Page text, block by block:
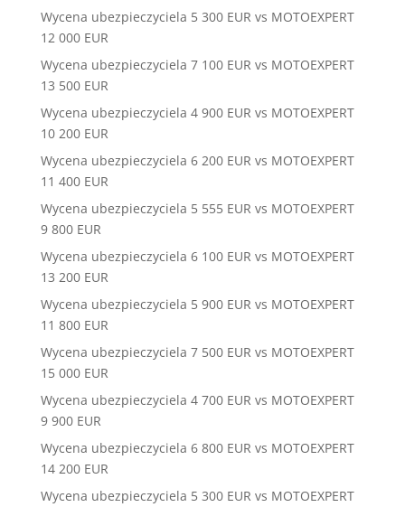
Wycena ubezpieczyciela 5 300 EUR vs MOTOEXPERT
12 000 EUR
Wycena ubezpieczyciela 7 100 EUR vs MOTOEXPERT
13 500 EUR
Wycena ubezpieczyciela 4 900 EUR vs MOTOEXPERT
10 200 EUR
Wycena ubezpieczyciela 6 200 EUR vs MOTOEXPERT
11 400 EUR
Wycena ubezpieczyciela 5 555 EUR vs MOTOEXPERT
9 800 EUR
Wycena ubezpieczyciela 6 100 EUR vs MOTOEXPERT
13 200 EUR
Wycena ubezpieczyciela 5 900 EUR vs MOTOEXPERT
11 800 EUR
Wycena ubezpieczyciela 7 500 EUR vs MOTOEXPERT
15 000 EUR
Wycena ubezpieczyciela 4 700 EUR vs MOTOEXPERT
9 900 EUR
Wycena ubezpieczyciela 6 800 EUR vs MOTOEXPERT
14 200 EUR
Wycena ubezpieczyciela 5 300 EUR vs MOTOEXPERT